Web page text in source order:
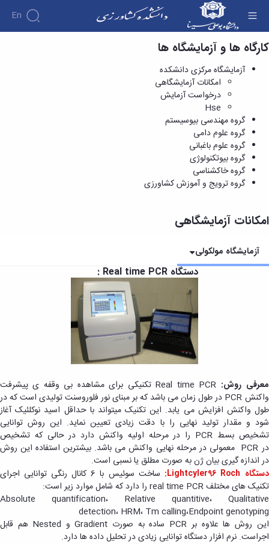
En
امکانات آزمایشگاهی - دانشکده کشاورزی
کارگاه ها و آزمایشگاه ها
آزمایشگاه مرکزی دانشکده
امکانات آزمایشگاهی
درخواست آزمایش
Hse
گروه مهندسی بیوسیستم
گروه علوم دامی
گروه علوم باغبانی
گروه بیوتکنولوژی
گروه خاکشناسی
گروه ترویج و آموزش کشاورزی
امکانات آزمایشگاهی
آزمایشگاه مولکولی
دستگاه Real time PCR :
معرفی روش:
Real time PCR تکنیکی برای مشاهده بی وقفه ی پیشرفت
واکنش PCR در طول زمان می باشد که بر مبنای نور فلوروسنت تولیدی است که در
طول واکنش افزایش می یابد. این تکنیک می­تواند با حداقل اسید نوکلئیک آغاز
شود و مقدار تولید نهایی را با دقت زیادی تعیین نماید. این روش توانایی
تشخیص بسط PCR را در مرحله اولیه واکنش دارد در حالی که تشخیص
در PCR معمولی در مرحله نهایی واکنش می باشد. بیشترین استفاده این روش
در اندازه گیری بیان ژن به صورت مطلق یا نسبی است.
دستگاه Lightcyler96 Roch:
ساخت سوئیس با 6 کانال رنگی توانایی اجرای
تکنیک های مختلف real time PCR را دارد که شامل موارد زیر است:
Absolute quantification، Relative quantitive، Qualitative
detection، HRM، Tm calling،Endpoint genotyping
این روش ها علاوه بر PCR ساده به صورت Gradient و Nested هم قابل
اجراست. نرم افزار دستگاه توانایی زیادی در تحلیل داده ها دارد.